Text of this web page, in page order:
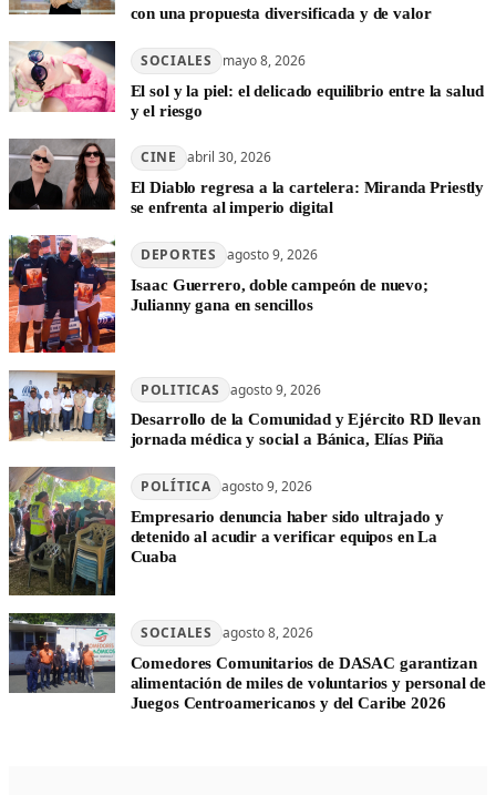
con una propuesta diversificada y de valor
SOCIALES mayo 8, 2026
El sol y la piel: el delicado equilibrio entre la salud
y el riesgo
CINE abril 30, 2026
El Diablo regresa a la cartelera: Miranda Priestly
se enfrenta al imperio digital
DEPORTES agosto 9, 2026
Isaac Guerrero, doble campeón de nuevo;
Julianny gana en sencillos
POLITICAS agosto 9, 2026
Desarrollo de la Comunidad y Ejército RD llevan
jornada médica y social a Bánica, Elías Piña
POLÍTICA agosto 9, 2026
Empresario denuncia haber sido ultrajado y
detenido al acudir a verificar equipos en La
Cuaba
SOCIALES agosto 8, 2026
Comedores Comunitarios de DASAC garantizan
alimentación de miles de voluntarios y personal de
Juegos Centroamericanos y del Caribe 2026